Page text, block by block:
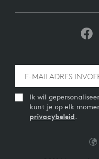
Ik wil
kunt je op elk
privacybeleid.